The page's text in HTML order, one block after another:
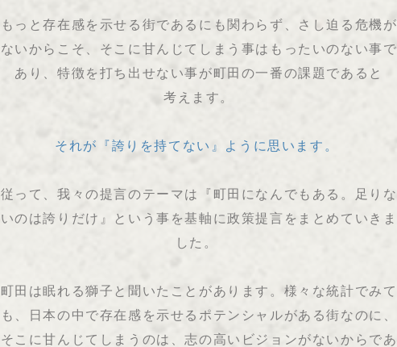
もっと存在感を示せる街であるにも関わらず、さし迫る危機が
ないからこそ、そこに甘んじてしまう事はもったいのない事で
あり、特徴を打ち出せない事が町田の一番の課題であると
考えます。
それが『誇りを持てない』ように思います。
従って、我々の提言のテーマは『町田になんでもある。足りな
いのは誇りだけ』という事を基軸に政策提言をまとめていきま
した。
町田は眠れる獅子と聞いたことがあります。様々な統計でみて
も、日本の中で存在感を示せるポテンシャルがある街なのに、
そこに甘んじてしまうのは、志の高いビジョンがないからであ